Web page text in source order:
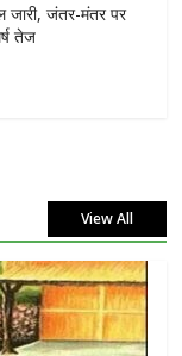
जारी, जंतर-मंतर पर
तेज
पेंशनरों ने रक्षा मंत्री
View All